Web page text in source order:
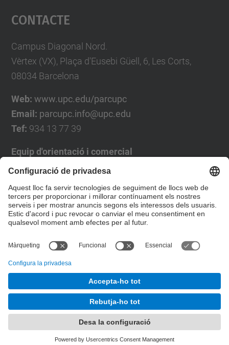
powered by
Contacte
Campus Diagonal Nord.
Vèrtex (VX), Plaça d'Eusebi Güell, 6, Les Corts,
08034 Barcelona
Web: www.upc.edu/parcupc
Email: parcupc.info@upc.edu
Tef: 934 13 77 39
Equip d'orientació i comercial
José Luís Grande
Tel. 93 4137194
jose.luis.grande@upc.edu
Formulari de contacte
Desenvolupat amb